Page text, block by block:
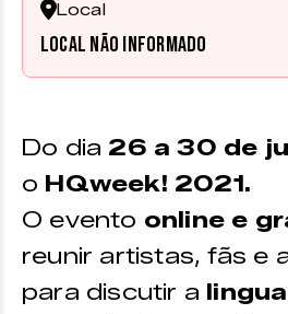
Local
Local não informado
Do dia 26 a 30 de
o HQweek! 2021.
O evento online e
reunir artistas, fãs e
para discutir a